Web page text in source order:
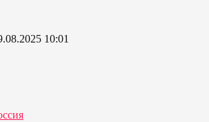
10:01